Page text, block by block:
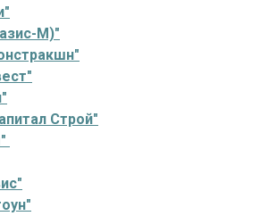
М)"
Строй"